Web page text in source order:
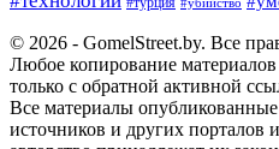
#убийство
© 2026 - GomelStreet.by. Все
Любое копирование материалов
только с обратной активной
Все материалы
источников и других порталов